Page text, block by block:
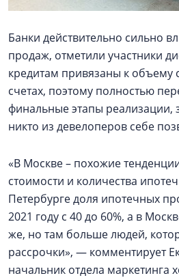
Банки действительно сильно
продаж, отметили участники
кредитам привязаны к объему
счетах, поэтому полностью
финальные этапы реализации,
никто из девелоперов себе
«В Москве – похожие
стоимости и количества
Петербурге доля ипотечных
2021 году с 40 до 60%, а в
же, но там больше людей,
рассрочки», — комментирует
начальник отдела маркетинга